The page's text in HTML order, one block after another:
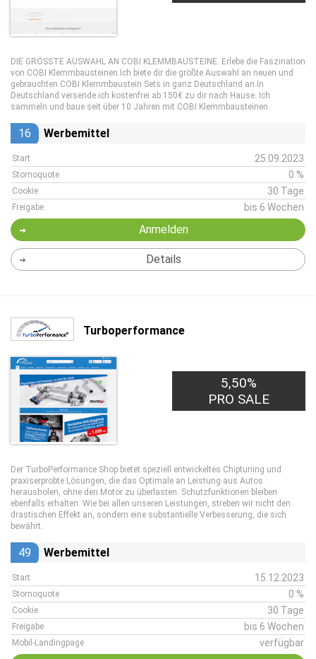
DIE GRÖSSTE AUSWAHL AN COBI KLEMMBAUSTEINE. Erlebe die Faszination
von COBI Klemmbausteinen.Ich biete dir die größte Auswahl an neuen und
gebrauchten COBI Klemmbaustein Sets in ganz Deutschland an.In
Deutschland versende ich kostenfrei ab 150€ zu dir nach Hause. Ich
sammeln und baue seit über 10 Jahren mit COBI Klemmbausteinen.
16 Werbemittel
Start 25.09.2023
Stornoquote 0 %
Cookie 30 Tage
Freigabe bis 6 Wochen
Anmelden
Details
Turboperformance
5,50%
PRO SALE
Der TurboPerformance Shop bietet speziell entwickeltes Chiptuning und
praxiserprobte Lösungen, die das Optimale an Leistung aus Autos
herausholen, ohne den Motor zu überlasten. Schutzfunktionen bleiben
ebenfalls erhalten. Wie bei allen unseren Leistungen, streben wir nicht den
drastischen Effekt an, sondern eine substantielle Verbesserung, die sich
bewährt.
49 Werbemittel
Start 15.12.2023
Stornoquote 0 %
Cookie 30 Tage
Freigabe bis 6 Wochen
Mobil-Landingpage verfügbar